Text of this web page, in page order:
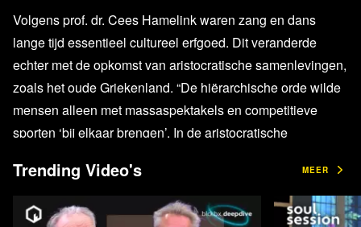
Volgens prof. dr. Cees Hamelink waren zang en dans
lange tijd essentieel cultureel erfgoed. Dit veranderde
echter met de opkomst van aristocratische samenlevingen,
zoals het oude Griekenland. “De hiërarchische orde wilde
mensen alleen met massaspektakels en competitieve
sporten ‘bij elkaar brengen’. In de aristocratische
Olympische Spelen,” stelt Hamelink. Zo verwerd een van
oorsprong collectief evenement tot een individueel
spektakel.
Trending Video's MEER